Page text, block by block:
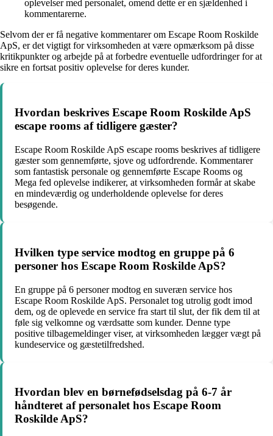
oplevelser med personalet, omend dette er en sjældenhed i
kommentarerne.
Selvom der er få negative kommentarer om Escape Room Roskilde
ApS, er det vigtigt for virksomheden at være opmærksom på disse
kritikpunkter og arbejde på at forbedre eventuelle udfordringer for at
sikre en fortsat positiv oplevelse for deres kunder.
Hvordan beskrives Escape Room Roskilde ApS
escape rooms af tidligere gæster?
Escape Room Roskilde ApS escape rooms beskrives af tidligere
gæster som gennemførte, sjove og udfordrende. Kommentarer
som fantastisk personale og gennemførte Escape Rooms og
Mega fed oplevelse indikerer, at virksomheden formår at skabe
en mindeværdig og underholdende oplevelse for deres
besøgende.
Hvilken type service modtog en gruppe på 6
personer hos Escape Room Roskilde ApS?
En gruppe på 6 personer modtog en suveræn service hos
Escape Room Roskilde ApS. Personalet tog utrolig godt imod
dem, og de oplevede en service fra start til slut, der fik dem til at
føle sig velkomne og værdsatte som kunder. Denne type
positive tilbagemeldinger viser, at virksomheden lægger vægt på
kundeservice og gæstetilfredshed.
Hvordan blev en børnefødselsdag på 6-7 år
håndteret af personalet hos Escape Room
Roskilde ApS?